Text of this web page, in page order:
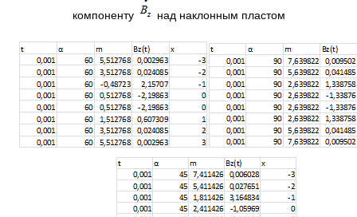
компоненту над наклонным пластом